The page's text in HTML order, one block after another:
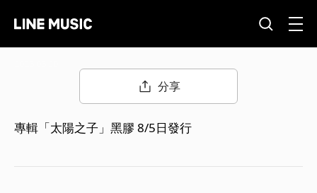
分享
專輯「太陽之子」黑膠 8/5日發行